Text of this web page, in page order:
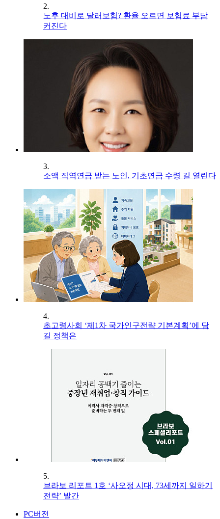
2.
노후 대비로 달러보험? 환율 오르면 보험료 부담
커진다
3.
소액 직역연금 받는 노인, 기초연금 수령 길 열린다
4.
초고령사회 ‘제1차 국가인구전략 기본계획’에 담
길 정책은
5.
브라보 리포트 1호 ‘사오정 시대, 73세까지 일하기
전략’ 발간
PC버전